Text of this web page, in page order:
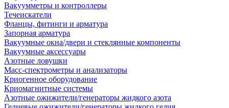
Вакуумметры и контроллеры
Течеискатели
Фланцы, фитинги и арматура
Запорная арматура
Вакуумные окна/двери и стеклянные компоненты
Вакуумные аксессуары
Азотные ловушки
Масс-спектрометры и анализаторы
Криогенное оборудование
Криомагнитные системы
Азотные ожижители/генераторы жидкого азота